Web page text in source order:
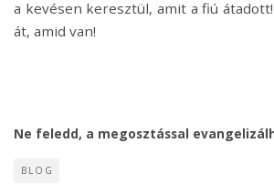
a kevésen keresztül, amit a fiú
át, amid van!
Ne feledd, a megosztással
BLOG